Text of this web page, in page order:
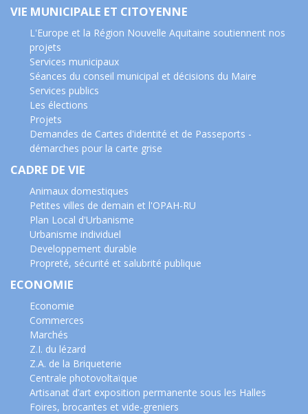
VIE MUNICIPALE ET CITOYENNE
L'Europe et la Région Nouvelle Aquitaine soutiennent nos
projets
Services municipaux
Séances du conseil municipal et décisions du Maire
Services publics
Les élections
Projets
Demandes de Cartes d'identité et de Passeports -
démarches pour la carte grise
CADRE DE VIE
Animaux domestiques
Petites villes de demain et l'OPAH-RU
Plan Local d'Urbanisme
Urbanisme individuel
Developpement durable
Propreté, sécurité et salubrité publique
ECONOMIE
Economie
Commerces
Marchés
Z.I. du lézard
Z.A. de la Briqueterie
Centrale photovoltaïque
Artisanat d’art exposition permanente sous les Halles
Foires, brocantes et vide-greniers